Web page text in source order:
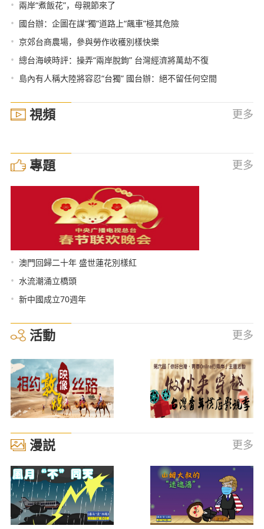
• 兩岸“煮飯花”，母親節來了
• 國台辦：企圖在謀“獨”道路上“飆車”極其危險
• 京郊台商農場，參與勞作收穫別樣快樂
• 總台海峽時評：操弄“兩岸脫鉤” 台灣經濟將萬劫不復
• 島內有人稱大陸將容忍“台獨” 國台辦：絕不留任何空間
視頻 更多
專題 更多
• 澳門回歸二十年 盛世蓮花別樣紅
• 水流潮涌立橋頭
• 新中國成立70週年
活動 更多
漫説 更多